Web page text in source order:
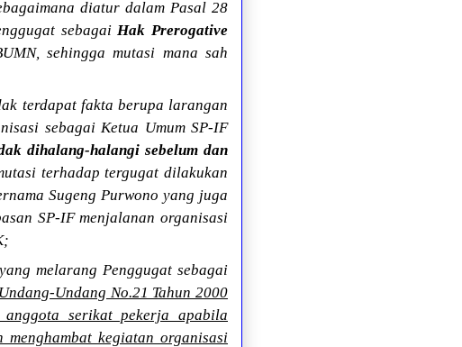
diatur dalam Pasal 28
sebagaiHak Prerogative
sehingga mutasi mana sah
terdapat fakta berupa larangan
sebagai Ketua Umum SP-IF
dihalang-halangi sebelum dan
terhadap tergugat dilakukan
Sugeng Purwono yang juga
SP-IF menjalanan organisasi
melarang Penggugat sebagai
Undang No.21 Tahun 2000
anggota serikat pekerja apabila
kegiatan organisasi